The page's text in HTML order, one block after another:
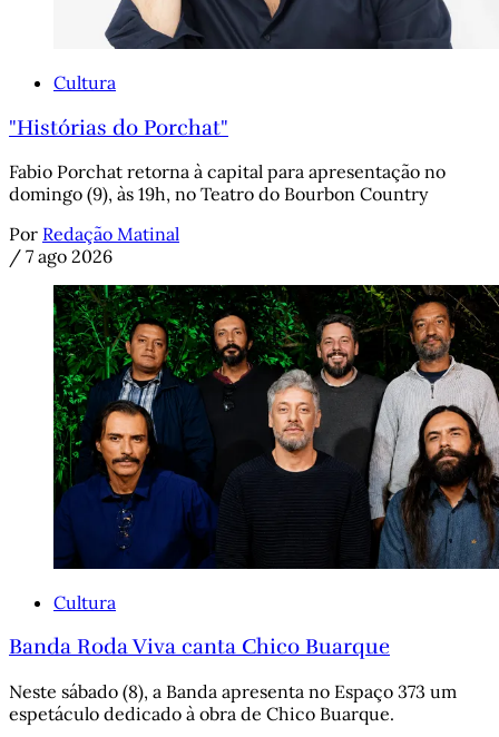
Cultura
"Histórias do Porchat"
Fabio Porchat retorna à capital para apresentação no
domingo (9), às 19h, no Teatro do Bourbon Country
Por Redação Matinal
/ 7 ago 2026
Cultura
Banda Roda Viva canta Chico Buarque
Neste sábado (8), a Banda apresenta no Espaço 373 um
espetáculo dedicado à obra de Chico Buarque.